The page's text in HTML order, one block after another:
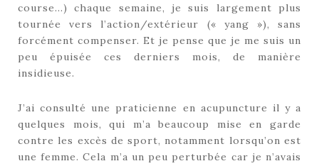
course…) chaque semaine, je suis largement plus
tournée vers l’action/extérieur (« yang »), sans
forcément compenser. Et je pense que je me suis un
peu épuisée ces derniers mois, de manière
insidieuse.
J’ai consulté une praticienne en acupuncture il y a
quelques mois, qui m’a beaucoup mise en garde
contre les excès de sport, notamment lorsqu’on est
une femme. Cela m’a un peu perturbée car je n’avais